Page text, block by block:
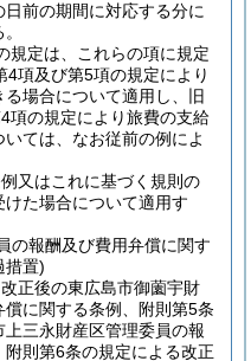
前の期間に対応する分に
規定は、これらの項に規定
項及び第5項の規定により
場合について適用し、旧
項の規定により旅費の支給
ては、なお従前の例によ
又はこれに基づく規則の
た場合について適用す
の報酬及び費用弁償に関す
措置)
正後の東広島市御薗宇財
に関する条例、附則第5条
三永財産区管理委員の報
則第6条の規定による改正